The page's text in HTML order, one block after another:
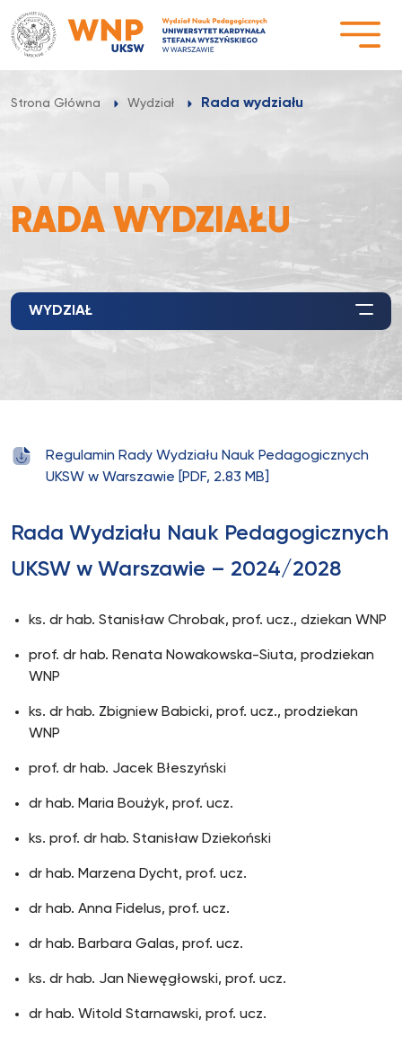
Przejdź
do
treści
Strona Główna Wydział Rada wydziału
RADA WYDZIAŁU
WYDZIAŁ
Regulamin Rady Wydziału Nauk Pedagogicznych
UKSW w Warszawie [PDF, 2.83 MB]
Rada Wydziału Nauk Pedagogicznych
UKSW w Warszawie – 2024/2028
ks. dr hab. Stanisław Chrobak, prof. ucz., dziekan WNP
prof. dr hab. Renata Nowakowska-Siuta, prodziekan
WNP
ks. dr hab. Zbigniew Babicki, prof. ucz., prodziekan
WNP
prof. dr hab. Jacek Błeszyński
dr hab. Maria Boużyk, prof. ucz.
ks. prof. dr hab. Stanisław Dziekoński
dr hab. Marzena Dycht, prof. ucz.
dr hab. Anna Fidelus, prof. ucz.
dr hab. Barbara Galas, prof. ucz.
ks. dr hab. Jan Niewęgłowski, prof. ucz.
dr hab. Witold Starnawski, prof. ucz.